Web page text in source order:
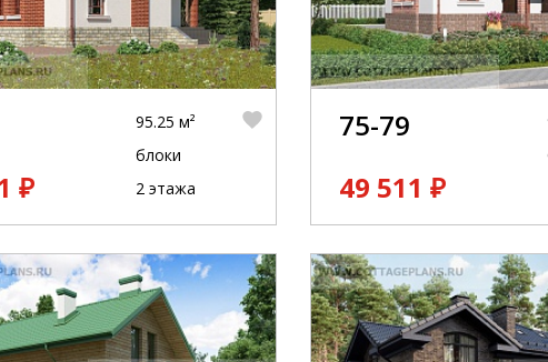
₽
95.25 м²
блоки
2 этажа
75-79
49 511 ₽